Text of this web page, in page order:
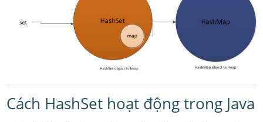
Cách HashSet hoạt động trong Java